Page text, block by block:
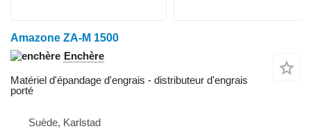
Amazone ZA-M 1500
Enchère
Matériel d'épandage d'engrais - distributeur d'engrais
porté
Suède, Karlstad